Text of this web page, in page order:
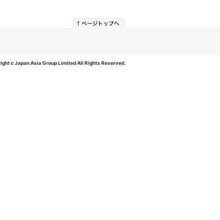
c Japan Asia Group Limited All Rights Reserved.